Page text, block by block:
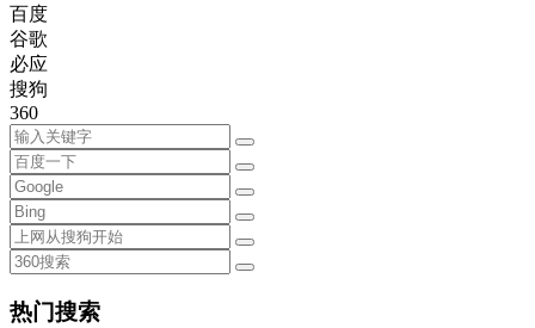
百度
谷歌
必应
搜狗
360
热门搜索